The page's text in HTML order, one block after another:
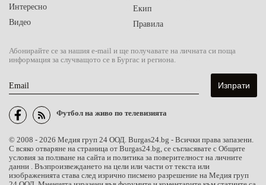
Интересно
Видео
Екип
Правила
Абонирайте се за нашия e-mail и ще получавате на личната си поща
информация за случващото се в Бургас и региона.
Email
Футбол на живо по телевизията
© 2008 - 2026 Медия груп 24 ООД. Burgas24.bg - Всички права запазени.
С всяко отваряне на страница от Burgas24.bg, се съгласявате с Общите
условия за ползване на сайта и политика за поверителност на личните
данни . Възпроизвеждането на цели или части от текста или
изображенията става след изрично писмено разрешение на Медия груп